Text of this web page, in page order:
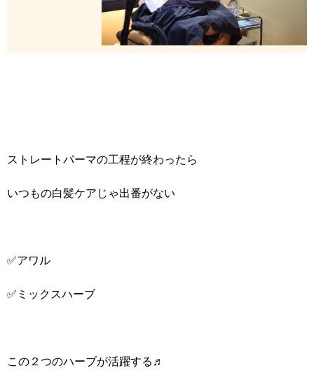
ストレートパーマの工程が終わったら
いつもの白髪ケアじゃ出番がない
✅アワル
✅ミックスハーブ
この２つのハーブが活躍する♬